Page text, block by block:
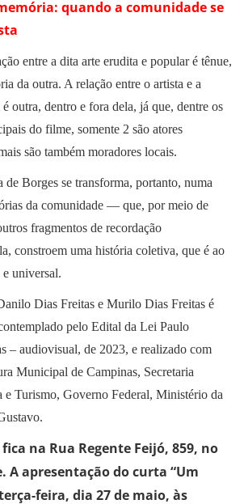
quando a comunidade se
entre a dita arte erudita e popular é tênue,
da outra. A relação entre o artista e a
outra, dentro e fora dela, já que, dentre os
do filme, somente 2 são atores
são também moradores locais.
de Borges se transforma, portanto, numa
da comunidade — que, por meio de
fragmentos de recordação
constroem uma história coletiva, que é ao
universal.
Dias Freitas e Murilo Dias Freitas é
pelo Edital da Lei Paulo
– audiovisual, de 2023, e realizado com
Municipal de Campinas, Secretaria
Turismo, Governo Federal, Ministério da
na Rua Regente Feijó, 859, no
A apresentação do curta “Um
feira, dia 27 de maio, às